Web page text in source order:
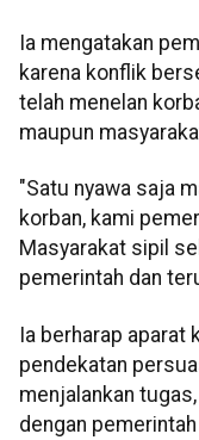
Ia mengatakan
karena konflik
telah menelan
maupun
"Satu nyawa saja
korban, kami
Masyarakat sipil
pemerintah dan
Ia berharap aparat
pendekatan
menjalankan
dengan